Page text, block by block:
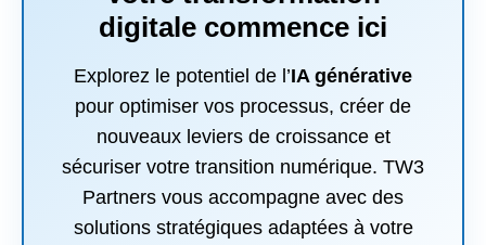
digitale commence ici
Explorez le potentiel de l’IA générative
pour optimiser vos processus, créer de
nouveaux leviers de croissance et
sécuriser votre transition numérique. TW3
Partners vous accompagne avec des
solutions stratégiques adaptées à votre